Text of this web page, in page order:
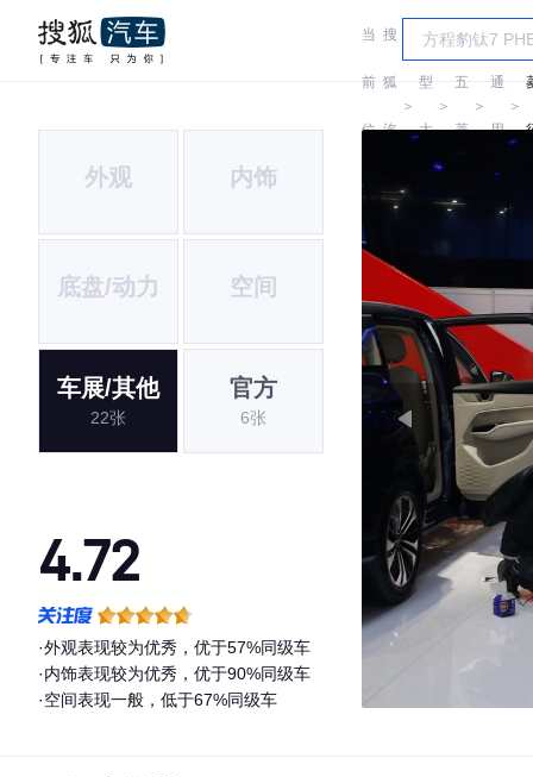
当
前
位
搜
狐
汽
＞
车
型
大
＞
五
菱
＞
汽
通
用
五
＞
外观 内饰
底盘/动力 空间
车展/其他
22张
官方
6张
4.72
·外观表现较为优秀，优于57%同级车
·内饰表现较为优秀，优于90%同级车
·空间表现一般，低于67%同级车